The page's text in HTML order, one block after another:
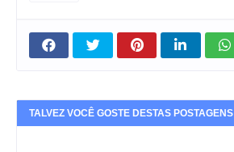
TALVEZ VOCÊ GOSTE DESTAS POSTAGENS